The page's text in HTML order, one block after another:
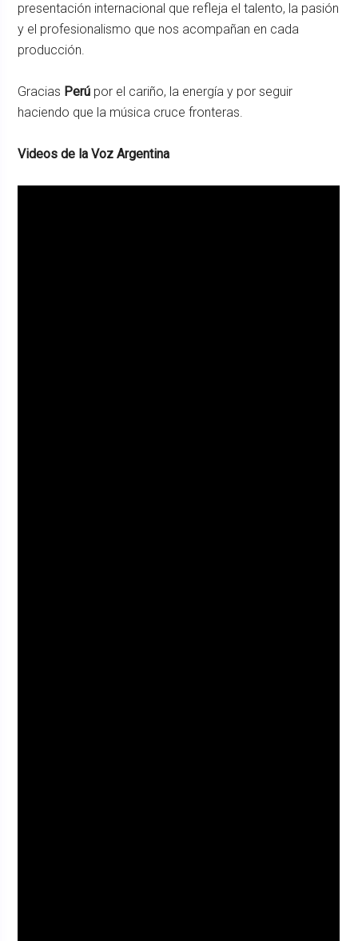
presentación internacional que refleja el talento, la pasión
y el profesionalismo que nos acompañan en cada
producción.
Gracias Perú por el cariño, la energía y por seguir
haciendo que la música cruce fronteras.
Videos de la Voz Argentina